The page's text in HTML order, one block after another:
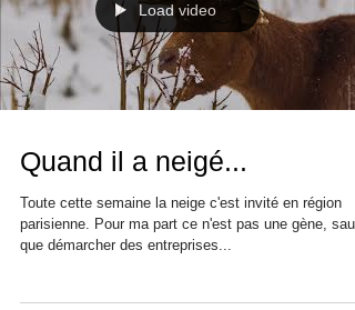
Load video
Quand il a neigé...
Toute cette semaine la neige c'est invité en région
que démarcher des entreprises...